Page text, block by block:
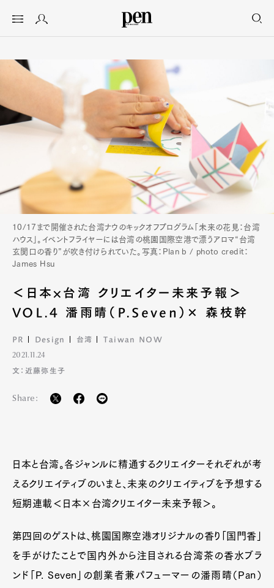
＜日本×台湾 クリエイター未来予報＞
VOL.4 潘雨晴（P.Seven）✕ 森枝幹
PR Design 台湾 Taiwan NOW
2021.11.24
文：近藤弥生子
Share:
10/17まで開催された台湾ナウのキックオフプログラム「未来の花見：台湾
ハウス」。イベントフライヤーには台湾の桃園国際空港で漂うアロマ“台湾
玄関口の香り”が吹き付けられていた。写真：Plan b / photo credit：
James Hsu
日本と台湾。各ジャンルに精通するクリエイターそれぞれが考
えるクリエイティブのいまと、未来のクリエイティブを予想する
短期連載＜日本×台湾クリエイター未来予報＞。
第四回のゲストは、桃園国際空港オリジナルの香り「国門香」
を手がけたことで国内外から注目される台湾茶の香水ブラ
ンド「P. Seven」の創業者兼パフューマーの潘雨晴（Pan）